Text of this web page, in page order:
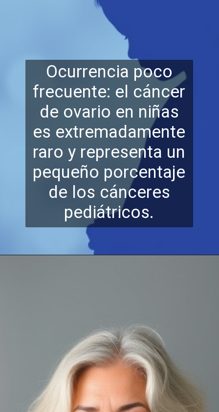
Ocurrencia poco
frecuente: el cáncer
de ovario en niñas
es extremadamente
raro y representa un
pequeño porcentaje
de l os cánceres
pediátricos.